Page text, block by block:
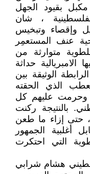
بقيود الجهل
، شان
وإقصاء وتبخيس
عنف المستعمِر
متوارثة من
حداثة
الوثيقة بين
الذي الحقته
وحرمت عليهم كل
بالنتيجة ركنت
، حتى إزاء ما طعن
أغلبية الجمهور
التي احتكرت
هشام شرابي